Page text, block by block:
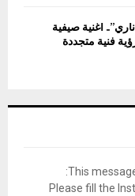
أغنية صيفية
فنية متجددة
This
Please fill the